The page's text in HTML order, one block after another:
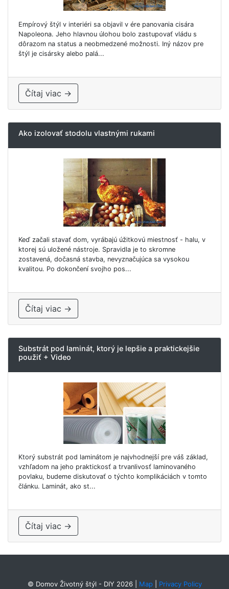
Empírový štýl v interiéri sa objavil v ére panovania cisára
Napoleona. Jeho hlavnou úlohou bolo zastupovať vládu s
dôrazom na status a neobmedzené možnosti. Iný názov pre
štýl je cisársky alebo palá...
Čítaj viac →
Ako izolovať stodolu vlastnými rukami
Keď začali stavať dom, vyrábajú úžitkovú miestnosť - halu, v
ktorej sú uložené nástroje. Spravidla je to skromne
zostavená, dočasná stavba, nevyznačujúca sa vysokou
kvalitou. Po dokončení svojho pos...
Čítaj viac →
Substrát pod laminát, ktorý je lepšie a praktickejšie
použiť + Video
Ktorý substrát pod laminátom je najvhodnejší pre váš základ,
vzhľadom na jeho praktickosť a trvanlivosť laminovaného
povlaku, budeme diskutovať o týchto komplikáciách v tomto
článku. Laminát, ako st...
Čítaj viac →
© Domov Životný štýl - DIY 2026| Map| Privacy Policy